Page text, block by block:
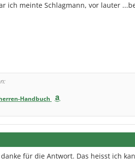
ich meinte Schlagmann, vor lauter
Handbuch
danke für die Antwort. Das heisst ich